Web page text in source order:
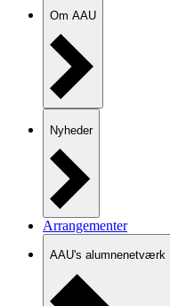
Om AAU
Nyheder
Arrangementer
AAU's alumnenetværk